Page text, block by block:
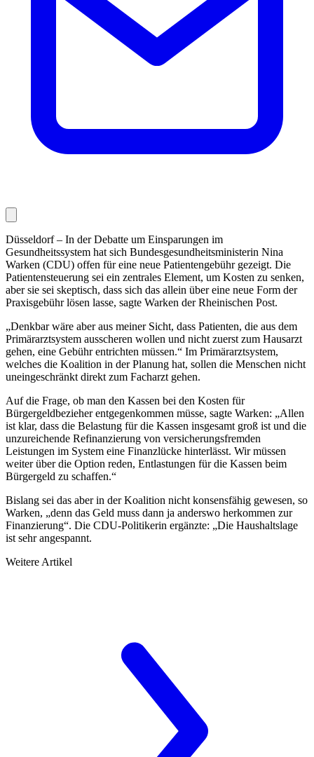
Düsseldorf – In der Debatte um Einsparungen im
Gesundheitssystem hat sich Bundesgesundheitsministerin Nina
Warken (CDU) offen für eine neue Patientengebühr gezeigt. Die
Patientensteuerung sei ein zentrales Element, um Kosten zu senken,
aber sie sei skeptisch, dass sich das allein über eine neue Form der
Praxisgebühr lösen lasse, sagte Warken derRheinischen Post.
„Denkbar wäre aber aus meiner Sicht, dass Patienten, die aus dem
Primärarztsystem ausscheren wollen und nicht zuerst zum Hausarzt
gehen, eine Gebühr entrichten müssen.“ Im Primärarztsystem,
welches die Koalition in der Planung hat, sollen die Menschen nicht
uneingeschränkt direkt zum Facharzt gehen.
Auf die Frage, ob man den Kassen bei den Kosten für
Bürgergeldbezieher entgegenkommen müsse, sagte Warken: „Allen
ist klar, dass die Belastung für die Kassen insgesamt groß ist und die
unzureichende Refinanzierung von versicherungsfremden
Leistungen im System eine Finanzlücke hinterlässt. Wir müssen
weiter über die Option reden, Entlastungen für die Kassen beim
Bürgergeld zu schaffen.“
Bislang sei das aber in der Koalition nicht konsensfähig gewesen, so
Warken, „denn das Geld muss dann ja anderswo herkommen zur
Finanzierung“. Die CDU-Politikerin ergänzte: „Die Haushaltslage
ist sehr angespannt.
Weitere Artikel